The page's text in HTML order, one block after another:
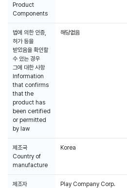
Product
Components
법에 의한 인증,
허가 등을
받았음을 확인할
수 있는 경우
그에 대한 사항
Information
that confirms
that the
product has
been certified
or permitted
by law
해당없음
제조국
Country of
manufacture
Korea
제조자
Play Company Corp.